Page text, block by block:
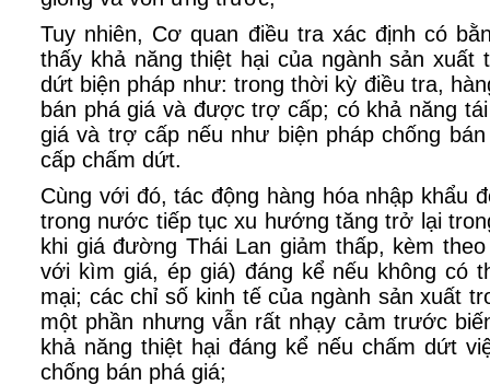
Tuy nhiên, Cơ quan điều tra xác định có
thấy khả năng thiệt hại của ngành sản xuất
dứt biện pháp như: trong thời kỳ điều tra,
bán phá giá và được trợ cấp; có khả năng
giá và trợ cấp nếu như biện pháp chống
cấp chấm dứt.
Cùng với đó, tác động hàng hóa nhập khẩu
trong nước tiếp tục xu hướng tăng trở lại
khi giá đường Thái Lan giảm thấp, kèm
với kìm giá, ép giá) đáng kể nếu không có
mại; các chỉ số kinh tế của ngành sản xuất
một phần nhưng vẫn rất nhạy cảm trước
khả năng thiệt hại đáng kể nếu chấm dứt
chống bán phá giá;